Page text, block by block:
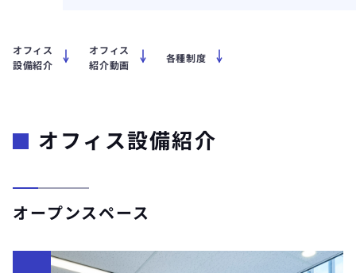
オフィス
設備紹介
オフィス
紹介動画
各種制度
オフィス設備紹介
オープンスペース